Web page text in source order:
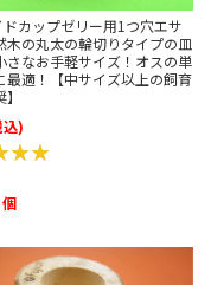
カップゼリー用1つ穴エサ
木の丸太の輪切りタイプの皿
さなお手軽サイズ！オスの単
最適！【中サイズ以上の飼育
込)